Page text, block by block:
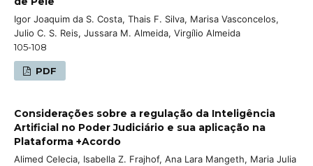
Igor Joaquim da S. Costa, Thais F. Silva, Marisa Vasconcelos,
Julio C. S. Reis, Jussara M. Almeida, Virgílio Almeida
105-108
PDF
Considerações sobre a regulação da Inteligência
Artificial no Poder Judiciário e sua aplicação na
Plataforma +Acordo
Alimed Celecia, Isabella Z. Frajhof, Ana Lara Mangeth, Maria Julia